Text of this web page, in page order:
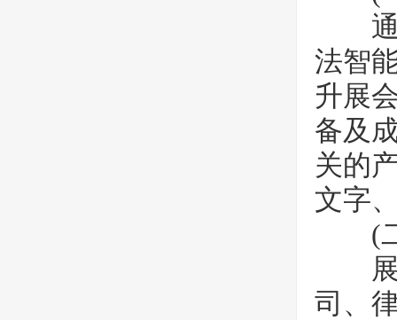
通过
法智
升展
备及
关的
文字
(二)
展
司、